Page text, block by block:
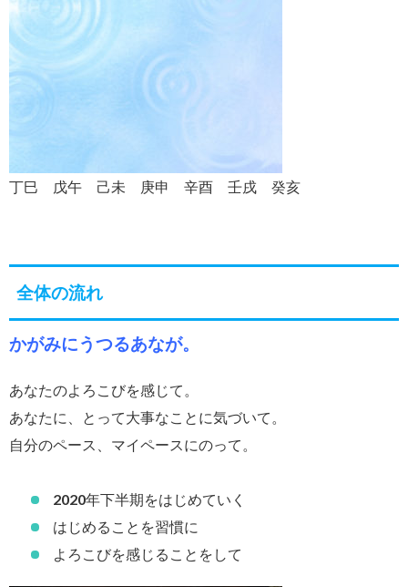
丁巳 戊午 己未 庚申 辛酉 壬戌 癸亥
全体の流れ
かがみにうつるあなが。
あなたのよろこびを感じて。
あなたに、とって大事なことに気づいて。
自分のペース、マイペースにのって。
2020年下半期をはじめていく
はじめることを習慣に
よろこびを感じることをして